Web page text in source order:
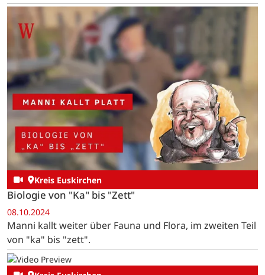
Kreis Euskirchen
Biologie von "Ka" bis "Zett"
08.10.2024
Manni kallt weiter über Fauna und Flora, im zweiten Teil
von "ka" bis "zett".